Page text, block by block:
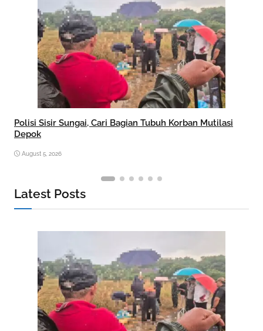
Polisi Sisir Sungai, Cari Bagian Tubuh Korban Mutilasi
Depok
August 5, 2026
Latest Posts